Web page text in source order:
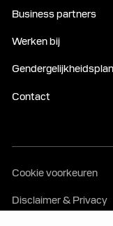
Business partners
Werken bij
Gendergelijkheidsplan
Contact
Cookie voorkeuren
Disclaimer & Privacy